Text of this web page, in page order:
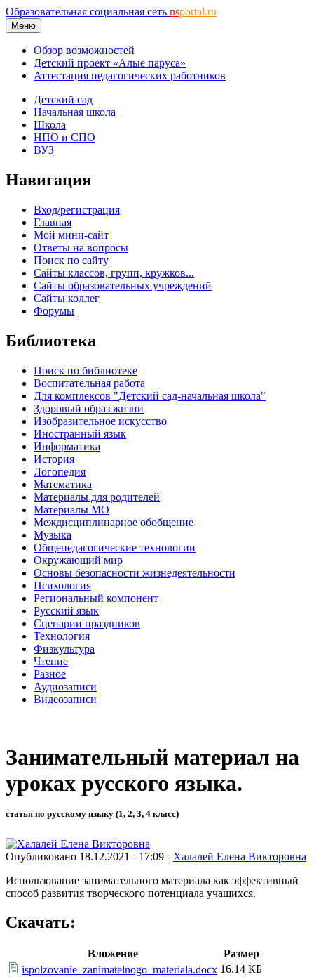
Образовательная социальная сеть nsportal.ru
Меню
Обзор возможностей
Детский проект «Алые паруса»
Аттестация педагогических работников
Детский сад
Начальная школа
Школа
НПО и СПО
ВУЗ
Навигация
Вход/регистрация
Главная
Мой мини-сайт
Ответы на вопросы
Поиск по сайту
Сайты классов, групп, кружков...
Сайты образовательных учреждений
Сайты коллег
Форумы
Библиотека
Поиск по библиотеке
Воспитательная работа
Для комплексов "Детский сад-начальная школа"
Здоровый образ жизни
Изобразительное искусство
Иностранный язык
Информатика
История
Логопедия
Математика
Материалы для родителей
Материалы МО
Междисциплинарное обобщение
Музыка
Общепедагогические технологии
Окружающий мир
Основы безопасности жизнедеятельности
Психология
Региональный компонент
Русский язык
Сценарии праздников
Технология
Физкультура
Чтение
Разное
Аудиозаписи
Видеозаписи
Занимательный материал на
уроках русского языка.
статья по русскому языку (1, 2, 3, 4 класс)
Опубликовано 18.12.2021 - 17:09 - Халалей Елена Викторовна
Использование занимательного материала как эффективный
способ развития творческого потенциала учащихся.
Скачать:
Вложение
Размер
ispolzovanie_zanimatelnogo_materiala.docx 16.14 КБ